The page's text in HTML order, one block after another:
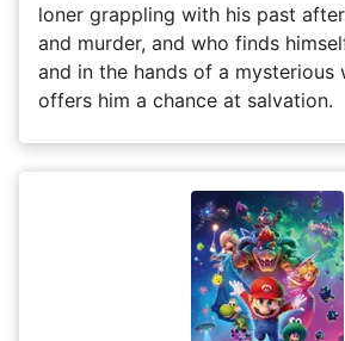
loner grappling with his past
and murder, and who finds
and in the hands of a mysterious
offers him a chance at salvation.